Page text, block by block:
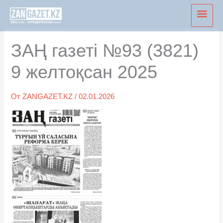
Перейти
содержимому
ЗАҢ газеті №93 (3821)
9 желтоқсан 2025
ОтZANGAZET.KZ/02.01.2026